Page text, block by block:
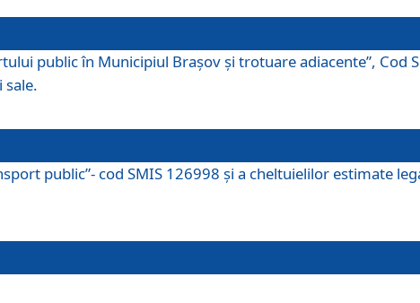
public în Municipiul Brașov şi trotuare adiacente”, Cod
sale.
public”- cod SMIS 126998 și a cheltuielilor estimate